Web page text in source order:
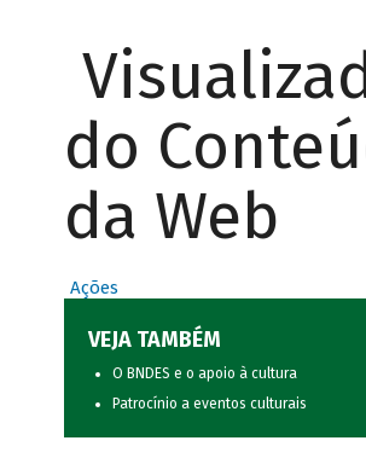
do
da Web
Ações
VEJA TAMBÉM
O BNDES e o apoio à cultura
Patrocínio a eventos culturais